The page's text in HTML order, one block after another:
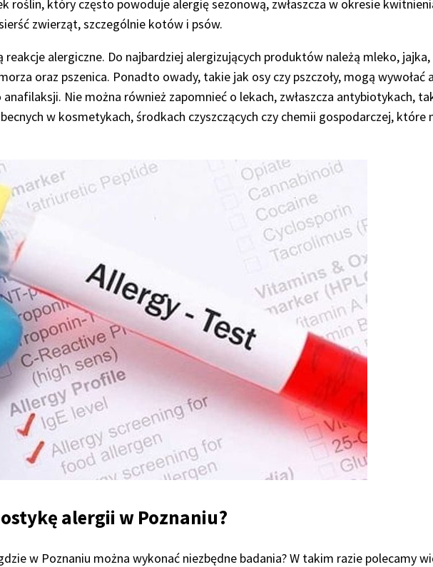
roślin, który często powoduje alergię sezonową, zwłaszcza w okresie
zwierząt, szczególnie kotów i psów.
alergiczne. Do najbardziej alergizujących produktów należą mleko,
oraz pszenica. Ponadto owady, takie jak osy czy pszczoły, mogą wywołać
Nie można również zapomnieć o lekach, zwłaszcza antybiotykach,
w kosmetykach, środkach czyszczących czy chemii gospodarczej, które
alergii w Poznaniu?
w Poznaniu można wykonać niezbędne badania? W takim razie polecamy